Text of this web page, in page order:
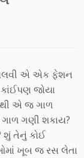
એ એક ફેશન
જોયા
એ જ ગાળ
ગણી શકાય?
શું તેનું કોઈ
ખૂબ જ રસ લેતા